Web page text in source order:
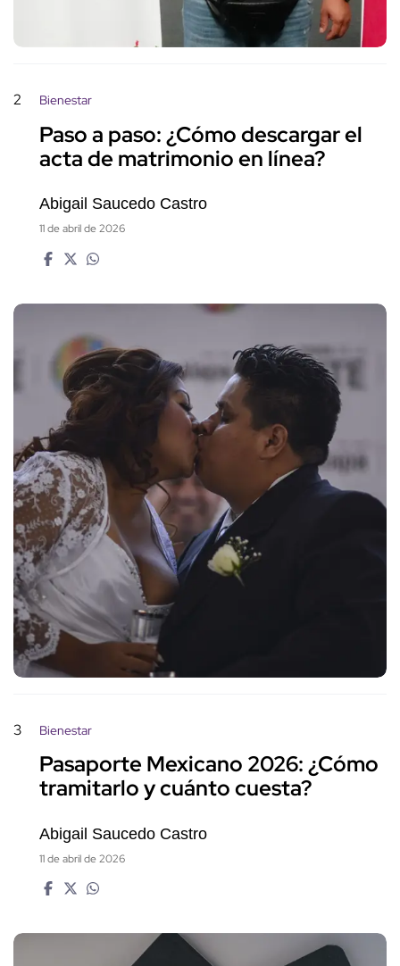
2 Bienestar
Paso a paso: ¿Cómo descargar el
acta de matrimonio en línea?
Abigail Saucedo Castro
11 de abril de 2026
3 Bienestar
Pasaporte Mexicano 2026: ¿Cómo
tramitarlo y cuánto cuesta?
Abigail Saucedo Castro
11 de abril de 2026